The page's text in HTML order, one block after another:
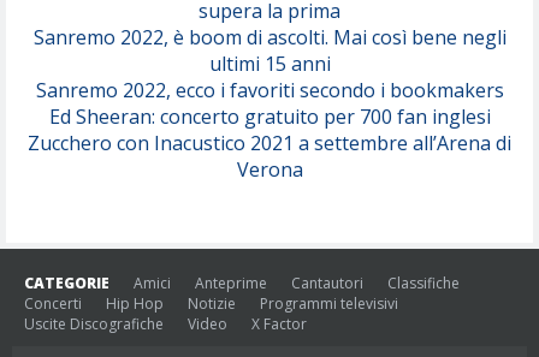
supera la prima
Sanremo 2022, è boom di ascolti. Mai così bene negli
ultimi 15 anni
Sanremo 2022, ecco i favoriti secondo i bookmakers
Ed Sheeran: concerto gratuito per 700 fan inglesi
Zucchero con Inacustico 2021 a settembre all’Arena di
Verona
CATEGORIE Amici Anteprime Cantautori
Classifiche
Concerti
Hip Hop Notizie
Programmi televisivi
Uscite Discografiche
Video X Factor